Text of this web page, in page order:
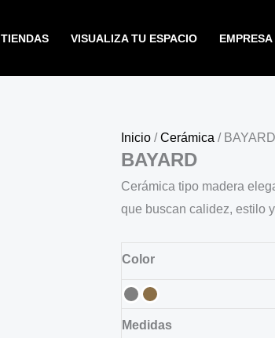
TIENDAS VISUALIZA TU ESPACIO EMPRESA
Inicio /Cerámica / BAYARD
BAYARD
Cerámica tipo madera
que buscan calidez, estilo
Color
Medidas